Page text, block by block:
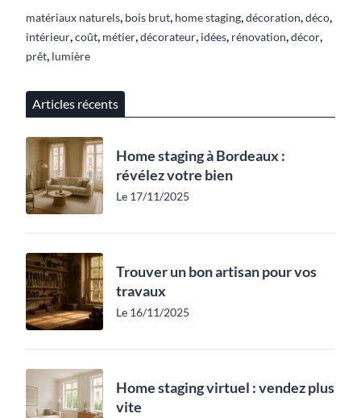
matériaux naturels, bois brut, home staging,décoration,déco,
intérieur,coût, métier,décorateur, idées, rénovation,décor,
prêt, lumière
Articles récents
Home staging à Bordeaux :
révélez votre bien
Le 17/11/2025
Trouver un bon artisan pour vos
travaux
Le 16/11/2025
Home staging virtuel : vendez plus
vite